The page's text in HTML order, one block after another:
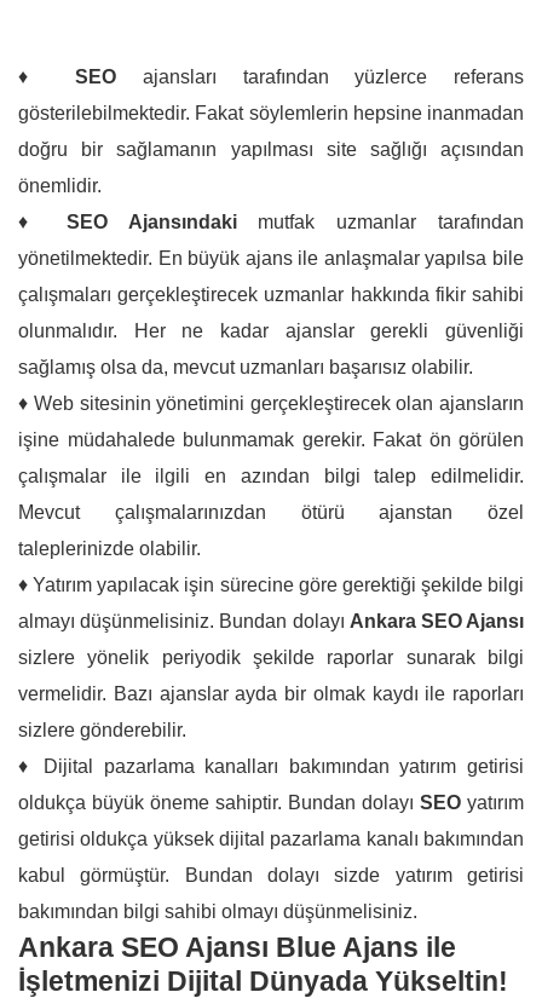
♦SEO ajansları tarafından yüzlerce referans
gösterilebilmektedir. Fakat söylemlerin hepsine inanmadan
doğru bir sağlamanın yapılması site sağlığı açısından
önemlidir.
♦ SEO Ajansındaki mutfak uzmanlar tarafından
yönetilmektedir. En büyük ajans ile anlaşmalar yapılsa bile
çalışmaları gerçekleştirecek uzmanlar hakkında fikir sahibi
olunmalıdır. Her ne kadar ajanslar gerekli güvenliği
sağlamış olsa da, mevcut uzmanları başarısız olabilir.
♦ Web sitesinin yönetimini gerçekleştirecek olan ajansların
işine müdahalede bulunmamak gerekir. Fakat ön görülen
çalışmalar ile ilgili en azından bilgi talep edilmelidir.
Mevcut çalışmalarınızdan ötürü ajanstan özel
taleplerinizde olabilir.
♦ Yatırım yapılacak işin sürecine göre gerektiği şekilde bilgi
almayı düşünmelisiniz. Bundan dolayı Ankara SEO Ajansı
sizlere yönelik periyodik şekilde raporlar sunarak bilgi
vermelidir. Bazı ajanslar ayda bir olmak kaydı ile raporları
sizlere gönderebilir.
♦ Dijital pazarlama kanalları bakımından yatırım getirisi
oldukça büyük öneme sahiptir. Bundan dolayı SEO yatırım
getirisi oldukça yüksek dijital pazarlama kanalı bakımından
kabul görmüştür. Bundan dolayı sizde yatırım getirisi
bakımından bilgi sahibi olmayı düşünmelisiniz.
Ankara SEO Ajansı Blue Ajans ile
İşletmenizi Dijital Dünyada Yükseltin!